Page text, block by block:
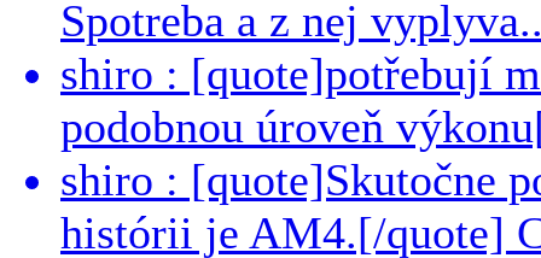
Spotreba a z nej
shiro : [quote]potřebují
podobnou úroveň
shiro : [quote]Skutočne
histórii je AM4.[/quote]